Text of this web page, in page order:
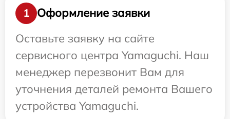
1
Оформление заявки
Оставьте заявку на сайте
сервисного центра Yamaguchi. Наш
менеджер перезвонит Вам для
уточнения деталей ремонта Вашего
устройства Yamaguchi.